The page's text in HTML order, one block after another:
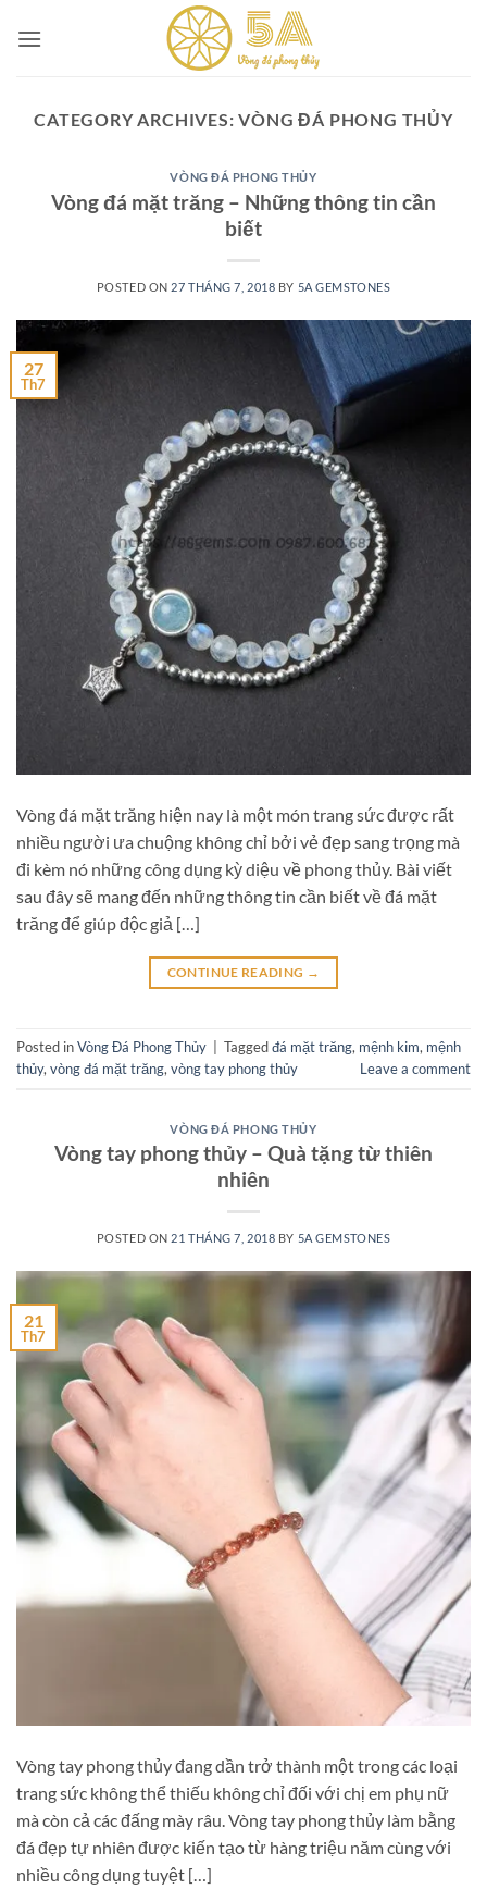
CATEGORY ARCHIVES:VÒNG ĐÁ PHONG THỦY
VÒNG ĐÁ PHONG THỦY
Vòng đá mặt trăng – Những thông tin cần
biết
POSTED ON 27 THÁNG 7, 2018 BY 5A GEMSTONES
27
Th7
Vòng đá mặt trăng hiện nay là một món trang sức được rất
nhiều người ưa chuộng không chỉ bởi vẻ đẹp sang trọng mà
đi kèm nó những công dụng kỳ diệu về phong thủy. Bài viết
sau đây sẽ mang đến những thông tin cần biết về đá mặt
trăng để giúp độc giả […]
CONTINUE READING →
Posted inVòng Đá Phong Thủy Taggedđá mặt trăng, mệnh kim, mệnh
thủy, vòng đá mặt trăng, vòng tay phong thủy Leave a comment
VÒNG ĐÁ PHONG THỦY
Vòng tay phong thủy – Quà tặng từ thiên
nhiên
POSTED ON 21 THÁNG 7, 2018 BY 5A GEMSTONES
21
Th7
Vòng tay phong thủy đang dần trở thành một trong các loại
trang sức không thể thiếu không chỉ đối với chị em phụ nữ
mà còn cả các đấng mày râu. Vòng tay phong thủy làm bằng
đá đẹp tự nhiên được kiến tạo từ hàng triệu năm cùng với
nhiều công dụng tuyệt […]